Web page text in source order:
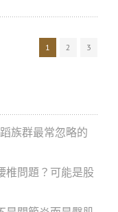
1 2 3
族群最常忽略的
椎問題？可能是股